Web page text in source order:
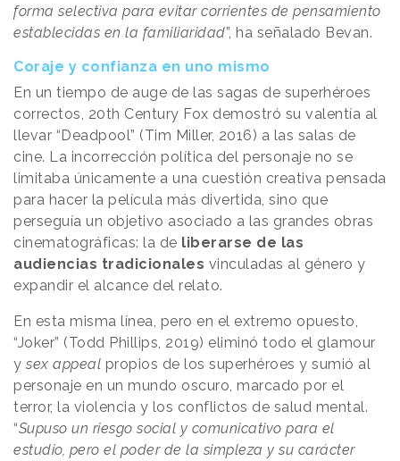
forma selectiva para evitar corrientes de pensamiento
establecidas en la familiaridad”, ha señalado Bevan.
Coraje y confianza en uno mismo
En un tiempo de auge de las sagas de superhéroes
correctos, 20th Century Fox demostró su valentía al
llevar “Deadpool” (Tim Miller, 2016) a las salas de
cine. La incorrección política del personaje no se
limitaba únicamente a una cuestión creativa pensada
para hacer la película más divertida, sino que
perseguía un objetivo asociado a las grandes obras
cinematográficas: la de liberarse de las
audiencias tradicionales vinculadas al género y
expandir el alcance del relato.
En esta misma línea, pero en el extremo opuesto,
“Joker” (Todd Phillips, 2019) eliminó todo el glamour
y sex appeal propios de los superhéroes y sumió al
personaje en un mundo oscuro, marcado por el
terror, la violencia y los conflictos de salud mental.
“Supuso un riesgo social y comunicativo para el
estudio, pero el poder de la simpleza y su carácter